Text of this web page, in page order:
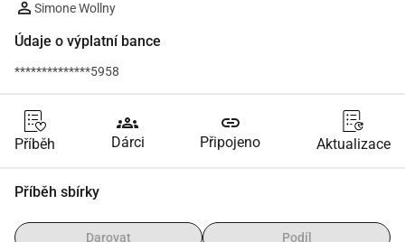
Simone Wollny
Údaje o výplatní bance
**************5958
Příběh
groups
Dárci
link
Připojeno Aktualizace
Příběh sbírky
Darovat Podíl